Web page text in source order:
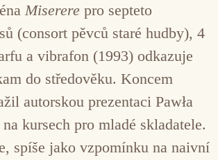
Miserere pro septeto
(consort pěvců staré hudby), 4
a vibrafon (1993) odkazuje
do středověku. Koncem
autorskou prezentaci Pawła
kursech pro mladé skladatele.
spíše jako vzpomínku na naivní